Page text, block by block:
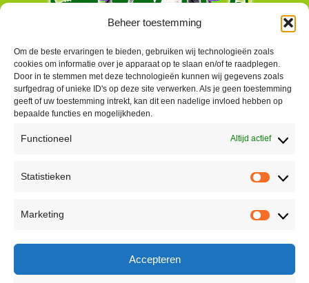
Beheer toestemming
Om de beste ervaringen te bieden, gebruiken wij technologieën zoals
cookies om informatie over je apparaat op te slaan en/of te raadplegen.
Door in te stemmen met deze technologieën kunnen wij gegevens zoals
surfgedrag of unieke ID's op deze site verwerken. Als je geen toestemming
geeft of uw toestemming intrekt, kan dit een nadelige invloed hebben op
bepaalde functies en mogelijkheden.
Functioneel Altijd actief
Statistieken
Marketing
Accepteren
Peter Vergroesen
korenfestivaldenhaag@gmail.com